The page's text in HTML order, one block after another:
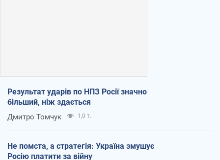
Результат ударів по НПЗ Росії значно
більший, ніж здається
Дмитро Томчук 1,0 т.
Не помста, а стратегія: Україна змушує
Росію платити за війну